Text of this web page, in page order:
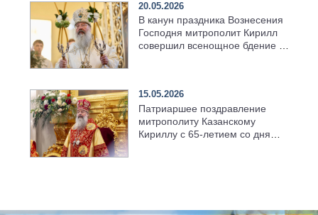
20.05.2026
В канун праздника Вознесения
Господня митрополит Кирилл
совершил всенощное бдение в
15.05.2026
Патриаршее поздравление
митрополиту Казанскому
Кириллу с 65-летием со дня